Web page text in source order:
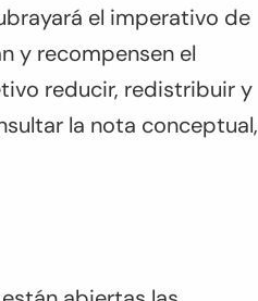
el imperativo de
y recompensen el
reducir, redistribuir y
la nota conceptual,